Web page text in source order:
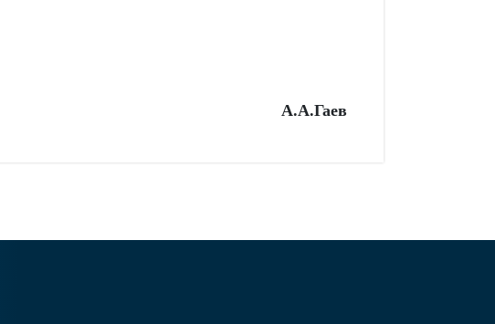
А.А.Гаев